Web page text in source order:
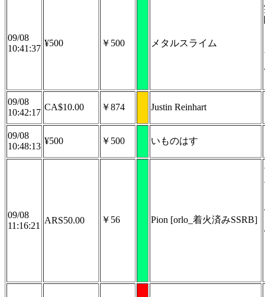
09/08
10:41:37
¥500 ￥500 メタルスライム
09/08
10:42:17
CA$10.00 ￥874 Justin Reinhart
09/08
10:48:13
¥500 ￥500 いものはす
09/08
11:16:21
ARS50.00 ￥56 Pion [orlo_着火済みSSRB]